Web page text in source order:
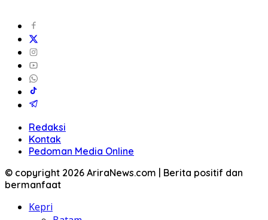
Redaksi
Kontak
Pedoman Media Online
© copyright 2026 AriraNews.com | Berita positif dan
bermanfaat
Kepri